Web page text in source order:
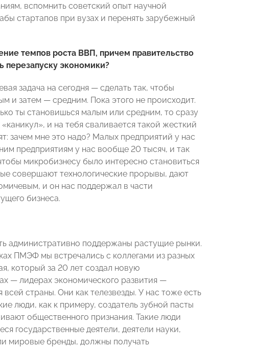
вспомнить советский опыт научной
стартапов при вузах и перенять зарубежный
темпов роста ВВП, причем правительство
перезапуску экономики?
задача на сегодня — сделать так, чтобы
и затем — средним. Пока этого не происходит.
ты становишься малым или средним, то сразу
и на тебя сваливается такой жесткий
зачем мне это надо? Малых предприятий у нас
предприятиям у нас вообще 20 тысяч, и так
микробизнесу было интересно становиться
совершают технологические прорывы, дают
и он нас поддержал в части
бизнеса.
административно поддержаны растущие рынки.
ПМЭФ мы встречались с коллегами из разных
который за 20 лет создал новую
— лидерах экономического развития —
страны. Они как телезвезды. У нас тоже есть
люди, как к примеру, создатель зубной пасты
общественного признания. Такие люди
государственные деятели, деятели науки,
мировые бренды, должны получать